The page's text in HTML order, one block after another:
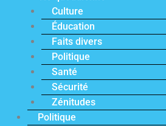
Culture
Éducation
Faits divers
Politique
Santé
Sécurité
Zénitudes
Politique